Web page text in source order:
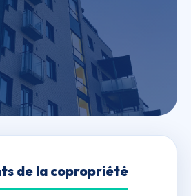
Vergers
de la copropriété